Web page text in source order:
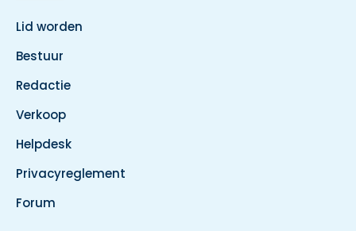
Lid worden
Bestuur
Redactie
Verkoop
Helpdesk
Privacyreglement
Forum